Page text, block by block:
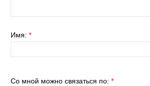
Имя: *
Со мной можно связаться по: *